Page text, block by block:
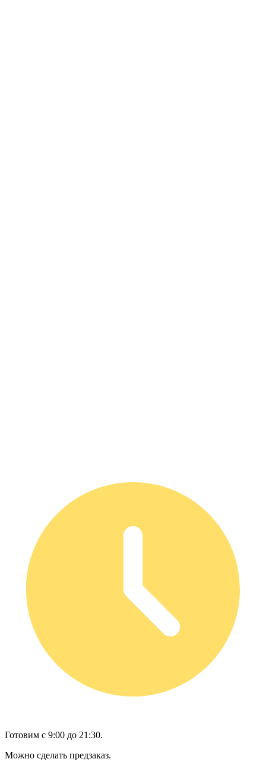
Готовим с 9:00 до 21:30.
Можно сделать предзаказ.